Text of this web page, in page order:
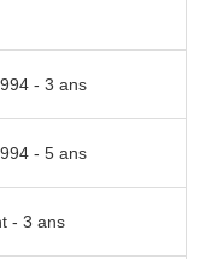
- 3 ans
- 5 ans
- 3 ans